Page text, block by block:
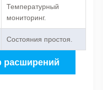
Температурный
мониторинг.
Состояния простоя.
расширений